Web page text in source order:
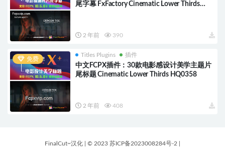
尾字幕 FxFactory Cinematic Lower Thirds
2 年前 390
免费
Titles Plugins 插件
中文FCPX插件：30款电影感设计美学主题片
尾标题 Cinematic Lower Thirds HQ0358
2 年前 408
FinalCut~汉化 © 2023 苏ICP备2023008284号-2